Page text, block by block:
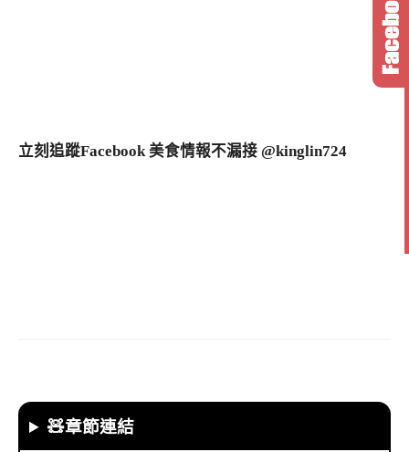
立刻追蹤Facebook 美食情報不漏接 @kinglin724
🧸章節連結